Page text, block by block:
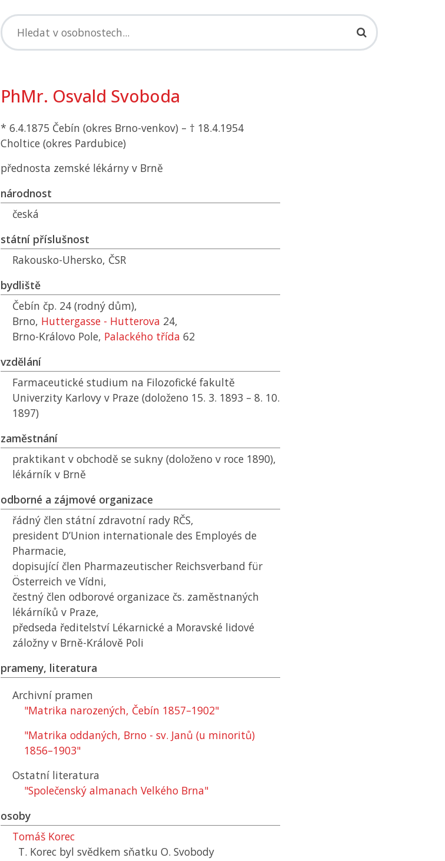
PhMr. Osvald Svoboda
* 6.4.1875 Čebín (okres Brno-venkov) – † 18.4.1954
Choltice (okres Pardubice)
přednosta zemské lékárny v Brně
národnost
česká
státní příslušnost
Rakousko-Uhersko, ČSR
bydliště
Čebín čp. 24 (rodný dům),
Brno, Huttergasse - Hutterova 24,
Brno-Královo Pole, Palackého třída 62
vzdělání
Farmaceutické studium na Filozofické fakultě
Univerzity Karlovy v Praze (doloženo 15. 3. 1893 – 8. 10.
1897)
zaměstnání
praktikant v obchodě se sukny (doloženo v roce 1890),
lékárník v Brně
odborné a zájmové organizace
řádný člen státní zdravotní rady RČS,
president D’Union internationale des Employés de
Pharmacie,
dopisující člen Pharmazeutischer Reichsverband für
Österreich ve Vídni,
čestný člen odborové organizace čs. zaměstnaných
lékárníků v Praze,
předseda ředitelství Lékarnické a Moravské lidové
záložny v Brně-Králově Poli
prameny, literatura
Archivní pramen
"Matrika narozených, Čebín 1857–1902"
"Matrika oddaných, Brno - sv. Janů (u minoritů)
1856–1903"
Ostatní literatura
"Společenský almanach Velkého Brna"
osoby
Tomáš Korec
T. Korec byl svědkem sňatku O. Svobody